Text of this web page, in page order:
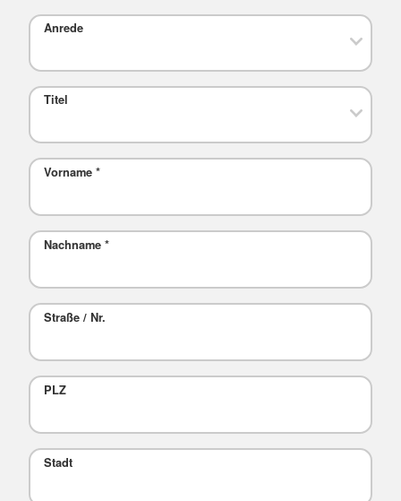
Anrede
Titel
Vorname *
Nachname *
Straße / Nr.
PLZ
Stadt